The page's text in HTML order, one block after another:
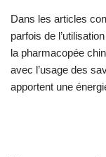
Dans les articles
parfois de
la pharmacopée
avec l’usage des
apportent une